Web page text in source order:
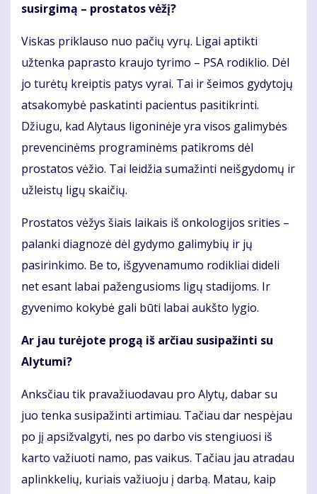
susirgimą – prostatos vėžį?
Viskas priklauso nuo pačių vyrų. Ligai aptikti
užtenka paprasto kraujo tyrimo – PSA rodiklio. Dėl
jo turėtų kreiptis patys vyrai. Tai ir šeimos gydytojų
atsakomybė paskatinti pacientus pasitikrinti.
Džiugu, kad Alytaus ligoninėje yra visos galimybės
prevencinėms programinėms patikroms dėl
prostatos vėžio. Tai leidžia sumažinti neišgydomų ir
užleistų ligų skaičių.
Prostatos vėžys šiais laikais iš onkologijos srities –
palanki diagnozė dėl gydymo galimybių ir jų
pasirinkimo. Be to, išgyvenamumo rodikliai dideli
net esant labai pažengusioms ligų stadijoms. Ir
gyvenimo kokybė gali būti labai aukšto lygio.
Ar jau turėjote progą iš arčiau susipažinti su
Alytumi?
Anksčiau tik pravažiuodavau pro Alytų, dabar su
juo tenka susipažinti artimiau. Tačiau dar nespėjau
po jį apsižvalgyti, nes po darbo vis stengiuosi iš
karto važiuoti namo, pas vaikus. Tačiau jau atradau
aplinkkelių, kuriais važiuoju į darbą. Matau, kaip